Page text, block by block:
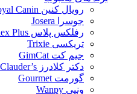
رویال کنین Royal Canin
جوسرا Josera
رفلکس پلاس Reflex Plus
تریکسی Trixie
جیم کت GimCat
دکتر کلادرز Dr.Clauder’s
گورمت Gourmet
ونپی Wanpy